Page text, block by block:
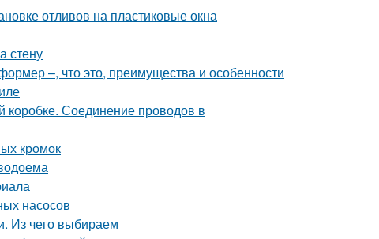
отливов на пластиковые окна
стену
–, что это, преимущества и особенности
коробке. Соединение проводов в
кромок
насосов
Из чего выбираем